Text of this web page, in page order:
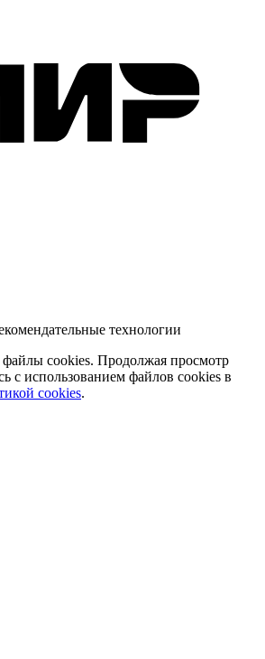
технологии
файлы cookies. Продолжая просмотр
с использованием файлов cookies в
cookies.